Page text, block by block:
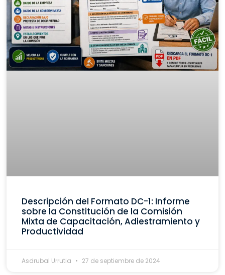
Descripción del Formato DC-1: Informe
sobre la Constitución de la Comisión
Mixta de Capacitación, Adiestramiento y
Productividad
Asdrubal Urrutia 27 de septiembre de 2024